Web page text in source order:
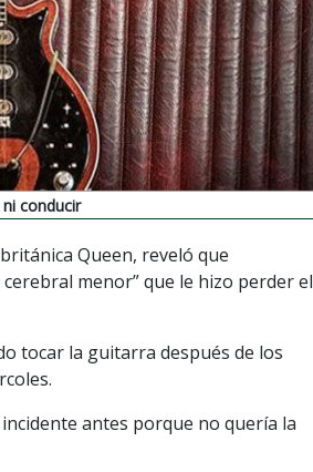
conducir
Queen, reveló que
menor” que le hizo perder el
tocar la guitarra después de los
antes porque no quería la